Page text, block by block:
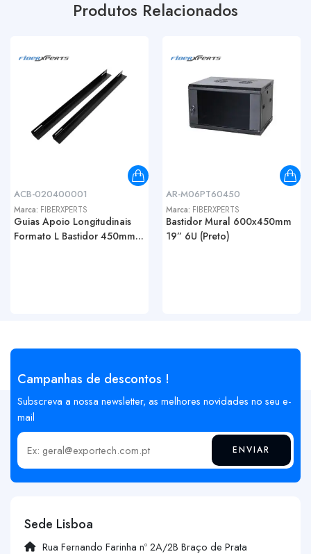
Produtos Relacionados
ACB-020400001
Marca: FIBERXPERTS
Guias Apoio Longitudinais
Formato L Bastidor 450mm...
AR-M06PT60450
Marca: FIBERXPERTS
Bastidor Mural 600x450mm
19” 6U (Preto)
Campanhas de descontos !
Subscreva a nossa newsletter, as melhores novidades no seu e-
mail
Insira o seu email ENVIAR
Sede Lisboa
Rua Fernando Farinha nº 2A/2B Braço de Prata